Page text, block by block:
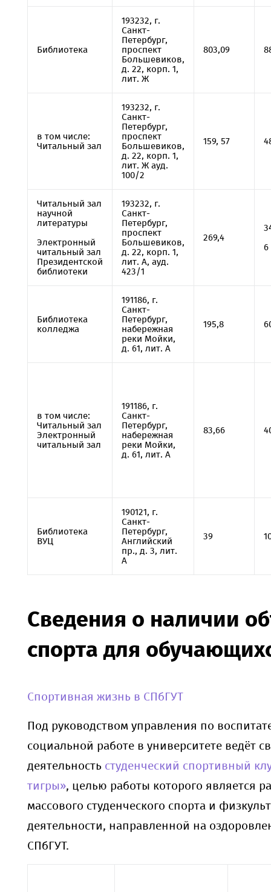
Библиотека
193232, г.
Санкт-
Петербург,
проспект
Большевиков,
д. 22, корп. 1,
лит. Ж
803,09
в том числе:
Читальный зал
193232, г.
Санкт-
Петербург,
проспект
Большевиков,
д. 22, корп. 1,
лит. Ж ауд.
100/2
159, 57
Читальный зал
научной
литературы
Электронный
читальный зал
Президентской
библиотеки
193232, г.
Санкт-
Петербург,
проспект
Большевиков,
д. 22, корп. 1,
лит. А, ауд.
423/1
269,4
6
Библиотека
колледжа
191186, г.
Санкт-
Петербург,
набережная
реки Мойки,
д. 61, лит. А
195,8
в том числе:
Читальный зал
Электронный
читальный зал
191186, г.
Санкт-
Петербург,
набережная
реки Мойки,
д. 61, лит. А
83,66
Библиотека
ВУЦ
190121, г.
Санкт-
Петербург,
Английский
пр., д. 3, лит.
А
39
Сведения о наличии
спорта для
Cпортивная жизнь в СПбГУТ
Под руководством управления по
социальной работе в университете ведёт
деятельность студенческий спортивный
тигры», целью работы которого является
массового студенческого спорта и
деятельности, направленной на
СПбГУТ.